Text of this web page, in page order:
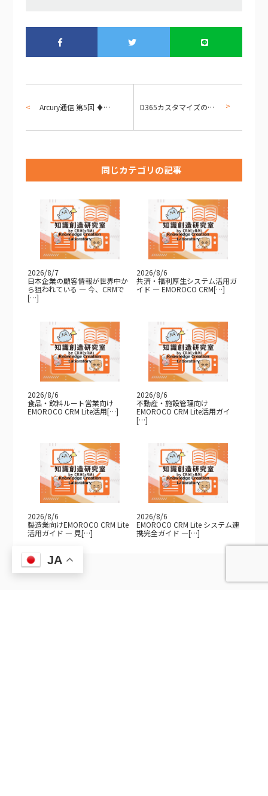
Arcury通信 第5回 ♦「マッチングの“あたりまえ”を変える、Arcuryの可能性」 D365カスタマイズの壁と突破法：ohyaの実践記【#008】 〜ノーコードで入力制御！ビジネスルールの魅力と落とし穴〜
同じカテゴリの記事
2026/8/7
日本企業の顧客情報が世界中か
ら狙われている — 今、CRMで
[…]
2026/8/6
共済・福利厚生システム活用ガ
イド — EMOROCO CRM[…]
2026/8/6
食品・飲料ルート営業向け
EMOROCO CRM Lite活用[…]
2026/8/6
不動産・施設管理向け
EMOROCO CRM Lite活用ガイ
[…]
2026/8/6
製造業向けEMOROCO CRM Lite
活用ガイド — 見[…]
2026/8/6
EMOROCO CRM Lite システム連
携完全ガイド —[…]
JA